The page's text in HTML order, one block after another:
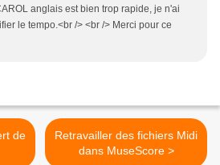
anglais est bien trop rapide, je n'ai
le tempo.<br /> <br /> Merci pour ce
Retravailler des fichiers Midi
dans MuseScore >